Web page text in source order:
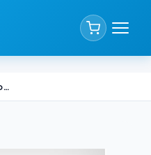
Fastix Alta Temperatura Akapol x 100ml